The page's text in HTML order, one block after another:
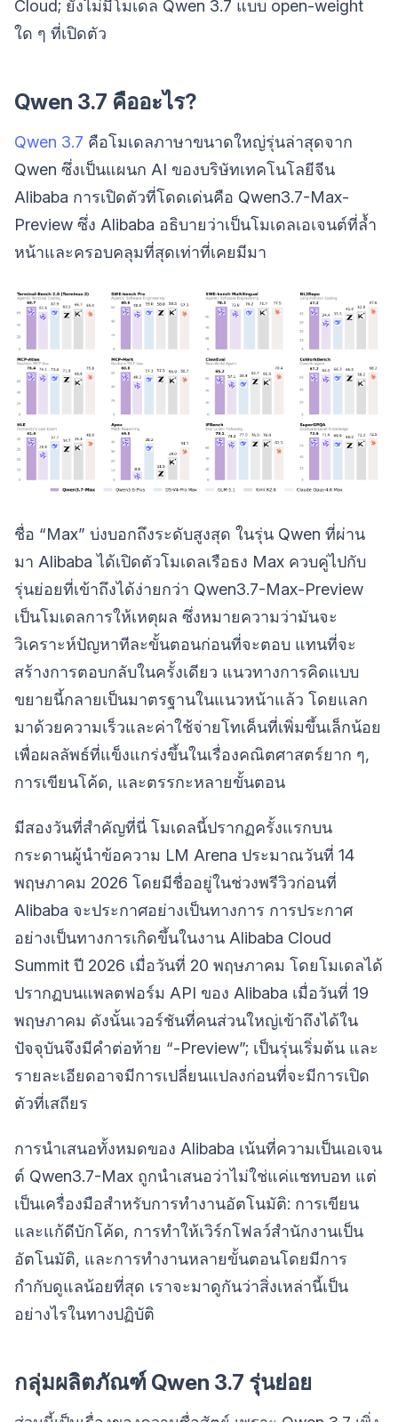
Cloud; ยังไม่มีโมเดล Qwen 3.7 แบบ open-weight
ใด ๆ ที่เปิดตัว
Qwen 3.7 คืออะไร?
Qwen 3.7 คือโมเดลภาษาขนาดใหญ่รุ่นล่าสุดจาก
Qwen ซึ่งเป็นแผนก AI ของบริษัทเทคโนโลยีจีน
Alibaba การเปิดตัวที่โดดเด่นคือ Qwen3.7-Max-
Preview ซึ่ง Alibaba อธิบายว่าเป็นโมเดลเอเจนต์ที่ล้ำ
หน้าและครอบคลุมที่สุดเท่าที่เคยมีมา
ชื่อ “Max” บ่งบอกถึงระดับสูงสุด ในรุ่น Qwen ที่ผ่าน
มา Alibaba ได้เปิดตัวโมเดลเรือธง Max ควบคู่ไปกับ
รุ่นย่อยที่เข้าถึงได้ง่ายกว่า Qwen3.7-Max-Preview
เป็นโมเดลการให้เหตุผล ซึ่งหมายความว่ามันจะ
วิเคราะห์ปัญหาทีละขั้นตอนก่อนที่จะตอบ แทนที่จะ
สร้างการตอบกลับในครั้งเดียว แนวทางการคิดแบบ
ขยายนี้กลายเป็นมาตรฐานในแนวหน้าแล้ว โดยแลก
มาด้วยความเร็วและค่าใช้จ่ายโทเค็นที่เพิ่มขึ้นเล็กน้อย
เพื่อผลลัพธ์ที่แข็งแกร่งขึ้นในเรื่องคณิตศาสตร์ยาก ๆ,
การเขียนโค้ด, และตรรกะหลายขั้นตอน
มีสองวันที่สำคัญที่นี่ โมเดลนี้ปรากฏครั้งแรกบน
กระดานผู้นำข้อความ LM Arena ประมาณวันที่ 14
พฤษภาคม 2026 โดยมีชื่ออยู่ในช่วงพรีวิวก่อนที่
Alibaba จะประกาศอย่างเป็นทางการ การประกาศ
อย่างเป็นทางการเกิดขึ้นในงาน Alibaba Cloud
Summit ปี 2026 เมื่อวันที่ 20 พฤษภาคม โดยโมเดลได้
ปรากฏบนแพลตฟอร์ม API ของ Alibaba เมื่อวันที่ 19
พฤษภาคม ดังนั้นเวอร์ชันที่คนส่วนใหญ่เข้าถึงได้ใน
ปัจจุบันจึงมีคำต่อท้าย “-Preview”; เป็นรุ่นเริ่มต้น และ
รายละเอียดอาจมีการเปลี่ยนแปลงก่อนที่จะมีการเปิด
ตัวที่เสถียร
การนำเสนอทั้งหมดของ Alibaba เน้นที่ความเป็นเอเจน
ต์ Qwen3.7-Max ถูกนำเสนอว่าไม่ใช่แค่แชทบอท แต่
เป็นเครื่องมือสำหรับการทำงานอัตโนมัติ: การเขียน
และแก้ดีบักโค้ด, การทำให้เวิร์กโฟลว์สำนักงานเป็น
อัตโนมัติ, และการทำงานหลายขั้นตอนโดยมีการ
กำกับดูแลน้อยที่สุด เราจะมาดูกันว่าสิ่งเหล่านี้เป็น
อย่างไรในทางปฏิบัติ
กลุ่มผลิตภัณฑ์ Qwen 3.7 รุ่นย่อย